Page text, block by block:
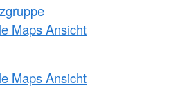
Maps Ansicht
Maps Ansicht